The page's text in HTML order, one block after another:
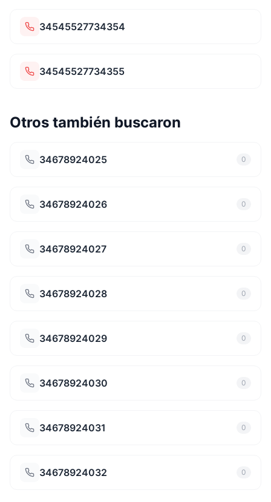
34545527734354
34545527734355
Otros también buscaron
34678924025 0
34678924026 0
34678924027 0
34678924028 0
34678924029 0
34678924030 0
34678924031 0
34678924032 0